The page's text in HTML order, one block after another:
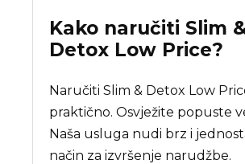
Kako naručiti Slim
Detox Low Price?
Naručiti Slim & Detox Low
praktično. Osvježite popuste
Naša usluga nudi brz i
način za izvršenje narudžbe.